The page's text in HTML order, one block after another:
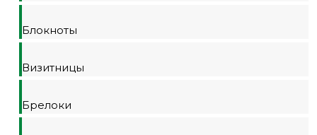
Блокноты
Визитницы
Брелоки